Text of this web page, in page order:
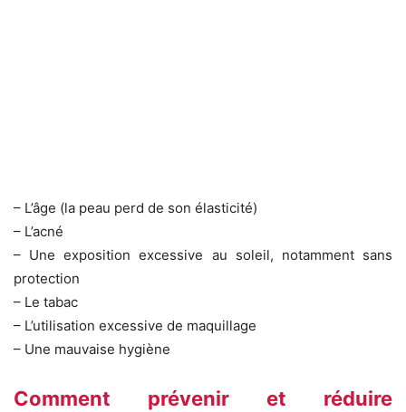
– L’âge (la peau perd de son élasticité)
– L’acné
– Une exposition excessive au soleil, notamment sans
protection
– Le tabac
– L’utilisation excessive de maquillage
– Une mauvaise hygiène
Comment prévenir et réduire